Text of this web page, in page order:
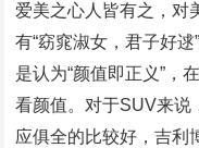
爱美之心人皆有之，对
有“窈窕淑女，君子好
是认为“颜值即正义”，
看颜值。对于SUV来说
应俱全的比较好，吉利